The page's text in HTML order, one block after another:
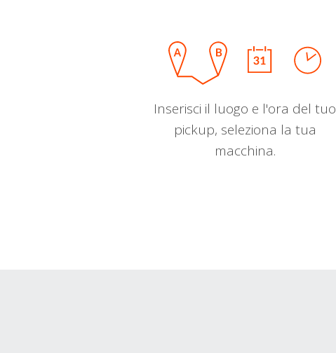
Inserisci il luogo e l'ora del tuo
pickup, seleziona la tua
macchina.